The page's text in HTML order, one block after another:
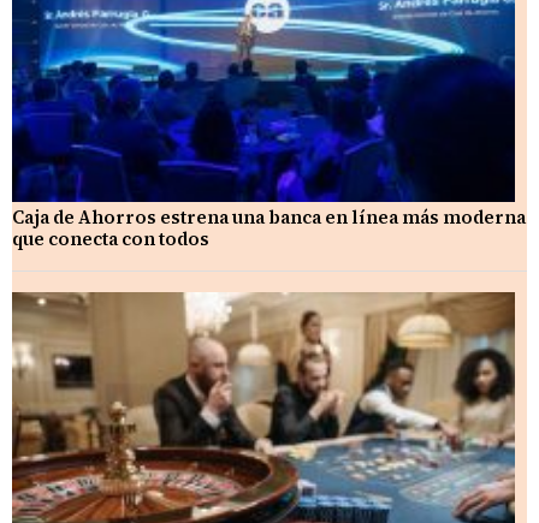
Caja de Ahorros estrena una banca en línea más moderna
que conecta con todos